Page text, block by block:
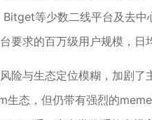
等少数二线平台及去中
要求的百万级用户规模，日
险与生态定位模糊，加剧
生态，但仍带有强烈的